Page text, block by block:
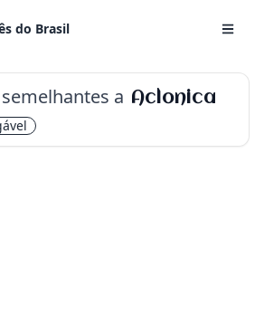
do Brasil
a Aclonica